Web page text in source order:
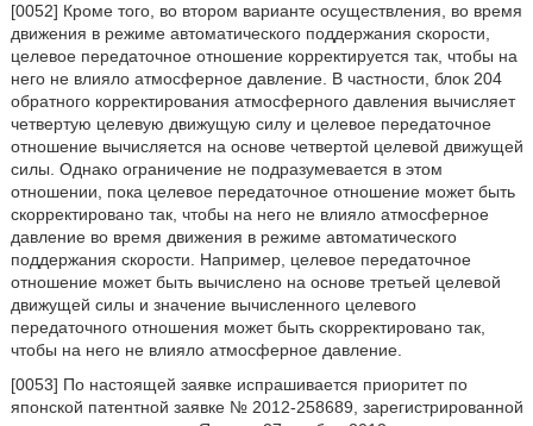
[0052] Кроме того, во втором варианте осуществления, во время
движения в режиме автоматического поддержания скорости,
целевое передаточное отношение корректируется так, чтобы на
него не влияло атмосферное давление. В частности, блок 204
обратного корректирования атмосферного давления вычисляет
четвертую целевую движущую силу и целевое передаточное
отношение вычисляется на основе четвертой целевой движущей
силы. Однако ограничение не подразумевается в этом
отношении, пока целевое передаточное отношение может быть
скорректировано так, чтобы на него не влияло атмосферное
давление во время движения в режиме автоматического
поддержания скорости. Например, целевое передаточное
отношение может быть вычислено на основе третьей целевой
движущей силы и значение вычисленного целевого
передаточного отношения может быть скорректировано так,
чтобы на него не влияло атмосферное давление.
[0053] По настоящей заявке испрашивается приоритет по
японской патентной заявке № 2012-258689, зарегистрированной